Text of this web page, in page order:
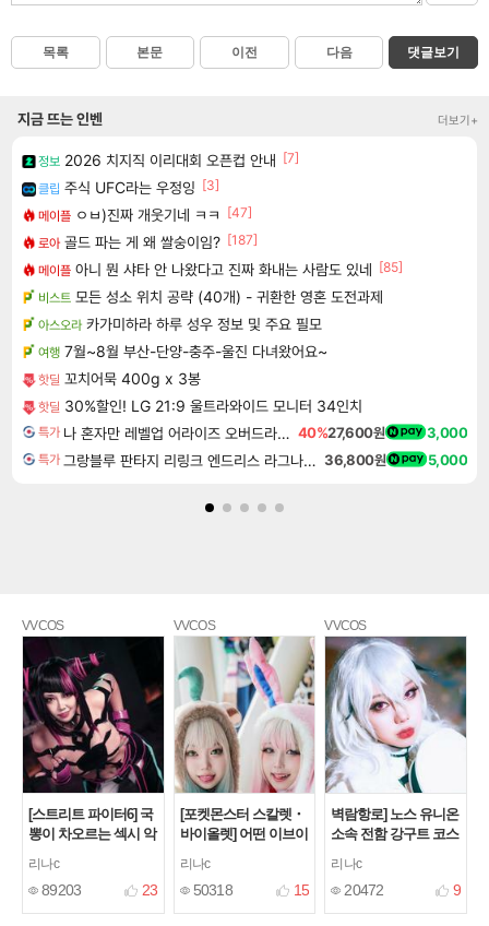
목록 본문 이전 다음 댓글보기
지금 뜨는 인벤 더보기+
정보 2026 치지직 이리대회 오픈컵 안내 [7]
클립 주식 UFC라는 우정잉 [3]
메이플 ㅇㅂ)진짜 개웃기네 ㅋㅋ [47]
로아 골드 파는 게 왜 쌀숭이임? [187]
메이플 아니 뭔 샤타 안 나왔다고 진짜 화내는 사람도 있네 [85]
비스트 모든 성소 위치 공략 (40개) - 귀환한 영혼 도전과제
아스오라 카가미하라 하루 성우 정보 및 주요 필모
여행 7월~8월 부산-단양-충주-울진 다녀왔어요~
핫딜 꼬치어묵 400g x 3봉
핫딜 30%할인! LG 21:9 울트라와이드 모니터 34인치
특가 나 혼자만 레벨업 어라이즈 오버드라이브 Solo Leveling Arise 40%27,600원 3,000
특가 그랑블루 판타지 리링크 엔드리스 라그나로크 업그레이드 킷 Granblue Fantasy Relink Endless Ragnarok Upgrade Kit DLC 36,800원 5,000
VVCOS
[스트리트 파이터6] 국
뽕이 차오르는 섹시 악
[17]
리나c
89203 23
VVCOS
[포켓몬스터 스칼렛・
바이올렛] 어떤 이브이
[13]
리나c
50318 15
VVCOS
벽람항로] 노스 유니온
소속 전함 강구트 코스
리나c
20472 9